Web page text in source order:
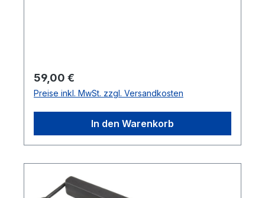
Stall und Turnier.Maschenweite: ca. 9 x 6
cmMaße ca: B 58 cm x L 55 cm T 23 cm
Regulärer Preis:
59,00 €
Preise inkl. MwSt. zzgl. Versandkosten
In den Warenkorb